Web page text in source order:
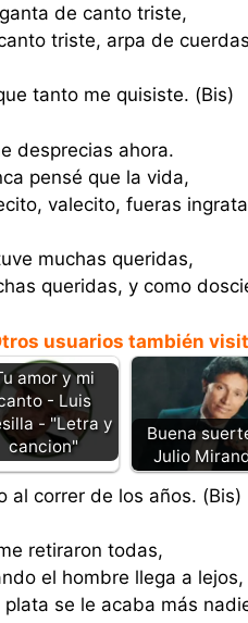
de canto triste,
triste, arpa de
tanto me quisiste. (Bis)
desprecias ahora.
pensé que la vida,
valecito, fueras
muchas queridas,
queridas, y como
usuarios también
amor y mi
- Luis
- "Letra y
cancion"
Buena
Julio
al correr de los años. (Bis)
retiraron todas,
el hombre llega a lejos,
plata se le acaba más